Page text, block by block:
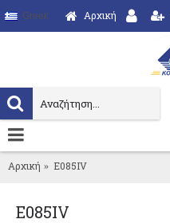
Greek Αρχική
Αρχική E085IV
E085IV